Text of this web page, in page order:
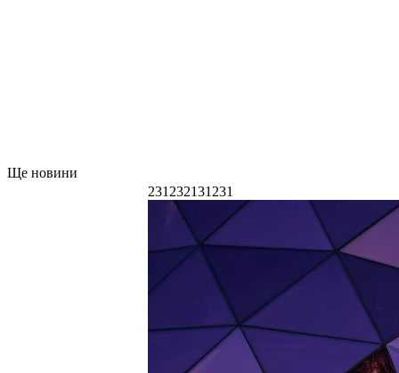
Ще новини
231232131231